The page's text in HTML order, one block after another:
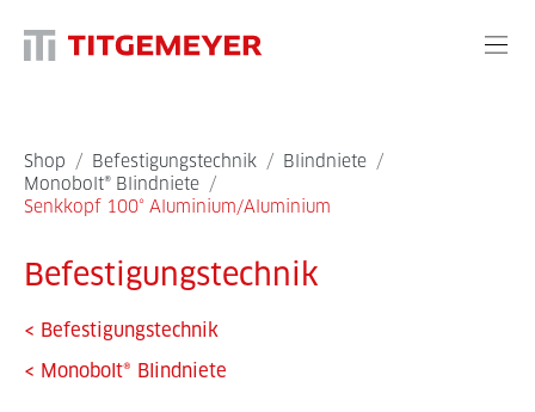
Shop / Befestigungstechnik / Blindniete /
Monobolt® Blindniete /
Senkkopf 100° Aluminium/Aluminium
Befestigungstechnik
< Befestigungstechnik
< Monobolt® Blindniete